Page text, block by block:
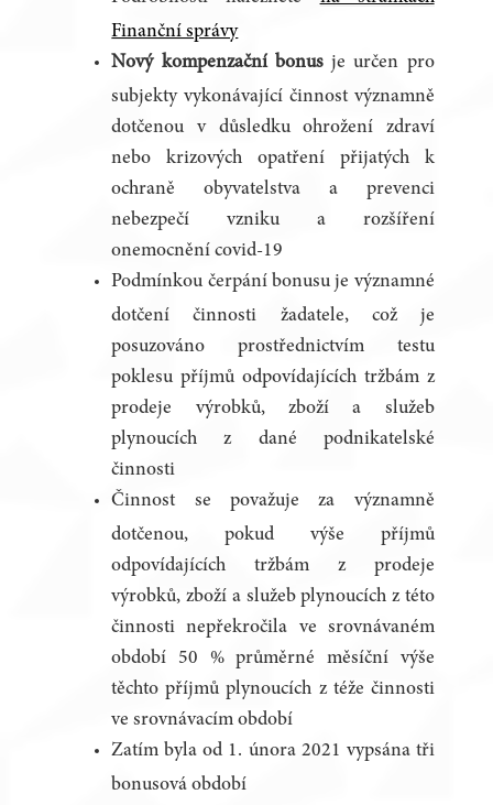
Finanční správy
Nový kompenzační bonusje určen pro
subjekty vykonávající činnost významně
dotčenou v důsledku ohrožení zdraví
nebo krizových opatření přijatých k
ochraně obyvatelstva a prevenci
nebezpečí vzniku a rozšíření
onemocnění covid-19
Podmínkou čerpání bonusu je významné
dotčení činnosti žadatele, což je
posuzováno prostřednictvím testu
poklesu příjmů odpovídajících tržbám z
prodeje výrobků, zboží a služeb
plynoucích z dané podnikatelské
činnosti
Činnost se považuje za významně
dotčenou, pokud výše příjmů
odpovídajících tržbám z prodeje
výrobků, zboží a služeb plynoucích z této
činnosti nepřekročila ve srovnávaném
období 50 % průměrné měsíční výše
těchto příjmů plynoucích z téže činnosti
ve srovnávacím období
Zatím byla od 1. února 2021 vypsána tři
bonusová období